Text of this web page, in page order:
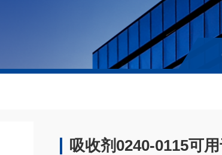
吸收剂0240-0115可